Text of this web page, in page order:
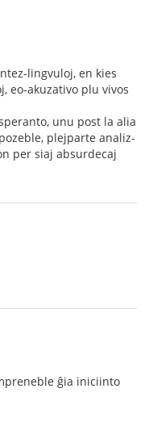
lingvuloj, en kies
eo-akuzativo plu vivos
unu post la alia
plejparte analiz-
per siaj absurdecaj
ĝia iniciinto